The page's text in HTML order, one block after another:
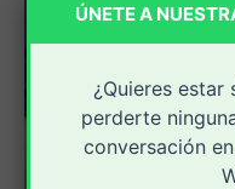
ÚNETE A
¿Quieres
perderte
conversación